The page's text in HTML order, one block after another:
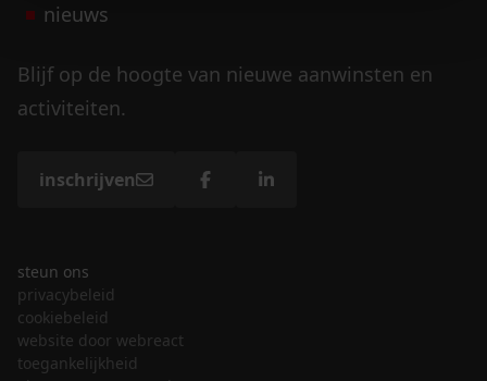
nieuws
Blijf op de hoogte van nieuwe aanwinsten en
activiteiten.
inschrijven
steun ons
privacybeleid
cookiebeleid
website door webreact
toegankelijkheid